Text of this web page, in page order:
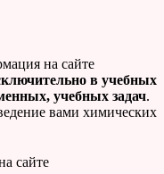
на сайте
в учебных
учебных задач.
вами химических
сайте